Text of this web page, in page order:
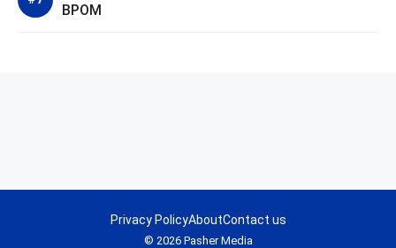
BPOM
© 2026 Pasher Media
Privacy PolicyAboutContact us